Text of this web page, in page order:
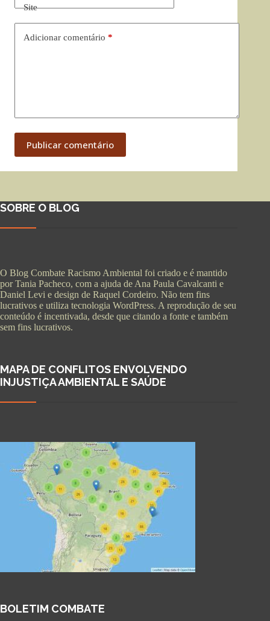
Site
Adicionar comentário *
Publicar comentário
SOBRE O BLOG
O Blog Combate Racismo Ambiental foi criado e é mantido
por Tania Pacheco, com a ajuda de Ana Paula Cavalcanti e
Daniel Levi e design de Raquel Cordeiro. Não tem fins
lucrativos e utiliza tecnologia WordPress. A reprodução de seu
conteúdo é incentivada, desde que citando a fonte e também
sem fins lucrativos.
MAPA DE CONFLITOS ENVOLVENDO
INJUSTIÇA AMBIENTAL E SAÚDE
BOLETIM COMBATE